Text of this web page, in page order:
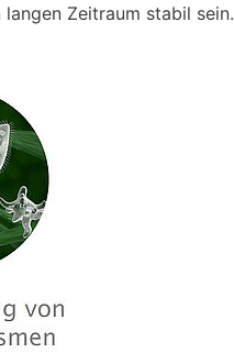
Zeitraum stabil sein.